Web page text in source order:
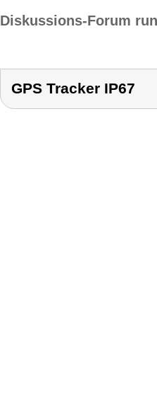
Diskussions-Forum
GPS Tracker IP67